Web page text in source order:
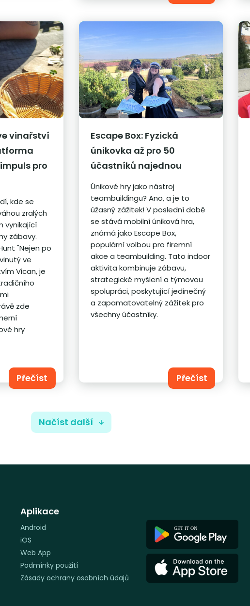
vinařství
pro
kde se
zralých
vynikající
zábavy.
"Nejen po
ve
Vican, je
zde
hry
Přečíst
Escape Box: Fyzická
únikovka až pro 50
účastníků najednou
Únikové hry jako nástroj
teambuildingu? Ano, a je to
úžasný zážitek! V poslední době
se stává mobilní úniková hra,
známá jako Escape Box,
populární volbou pro firemní
akce a teambuilding. Tato indoor
aktivita kombinuje zábavu,
strategické myšlení a týmovou
spolupráci, poskytující jedinečný
a zapamatovatelný zážitek pro
všechny účastníky.
Přečíst
Načíst další
Aplikace
Android
iOS
Web App
Podmínky použití
Zásady ochrany osobních údajů